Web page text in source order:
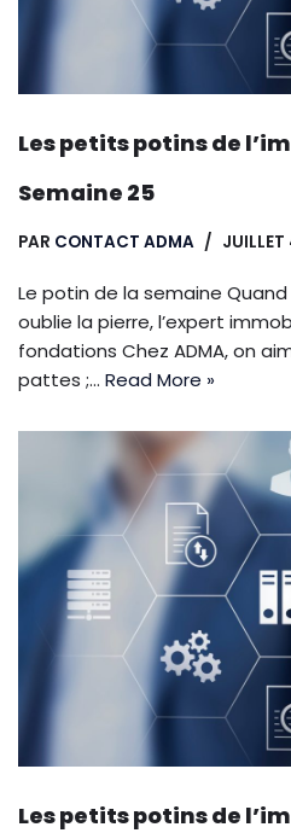
Les petits potins de
Semaine 25
PAR CONTACT ADMA
Le potin de la semaine
oublie la pierre, l’expert
fondations Chez ADMA, on
pattes ;… Read More »
Les petits potins de